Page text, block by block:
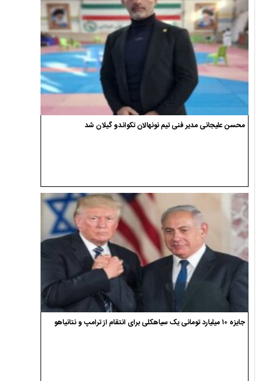
محسن علیجانی مدیر فنی تیم نونهالان تکواندو گیلان شد
جایزه ۱۰ میلیارد تومانی یک سیاهکلی برای انتقام از ترامپ و نتانیاهو